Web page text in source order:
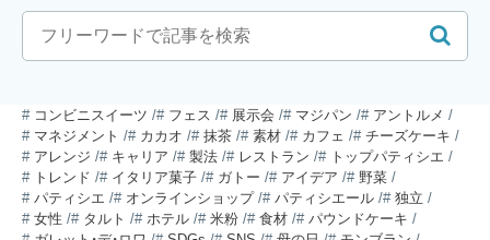
コンビニスイーツ フェス 展示会 マジパン
アントルメ
マネジメント
カカオ 抹茶 素材 カフェ
チーズケーキ
アレンジ
キャリア 製法 レストラン
トップパティシエ
トレンド
イタリア菓子 ガトー アイデア
野菜
パティシエ
オンラインショップ パティシエール
独立
女性
タルト ホテル 米粉 食材
パウンドケーキ